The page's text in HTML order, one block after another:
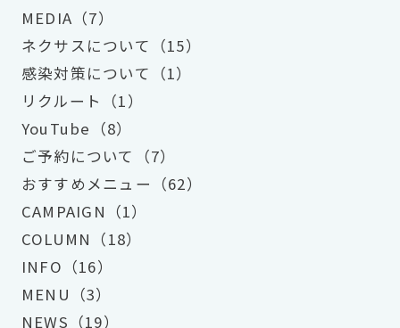
MEDIA（7）
ネクサスについて（15）
感染対策について（1）
リクルート（1）
YouTube（8）
ご予約について（7）
おすすめメニュー（62）
CAMPAIGN（1）
COLUMN（18）
INFO（16）
MENU（3）
NEWS（19）